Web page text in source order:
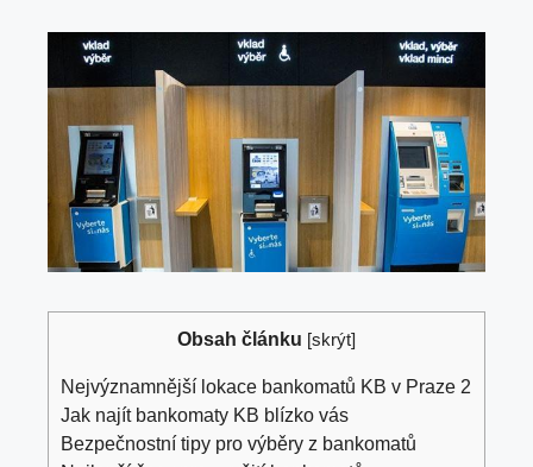
Obsah článku [skrýt]
Nejvýznamnější lokace bankomatů KB v Praze 2
Jak najít bankomaty KB blízko vás
Bezpečnostní tipy pro výběry z bankomatů